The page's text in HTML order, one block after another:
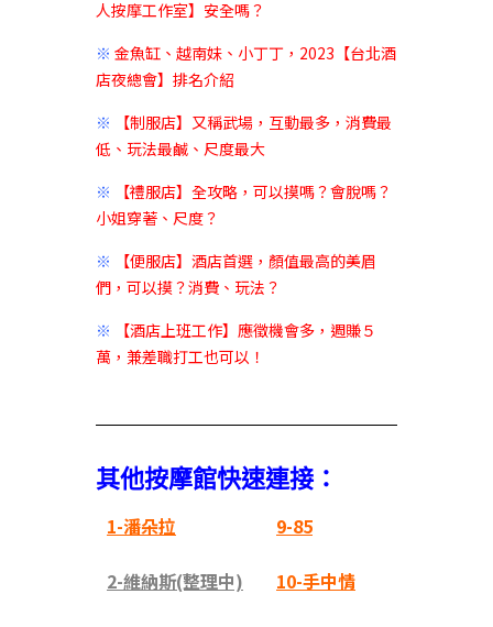
人按摩工作室】安全嗎？
※ 金魚缸、越南妹、小丁丁，2023【台北酒
店夜總會】排名介紹
※ 【制服店】又稱武場，互動最多，消費最
低、玩法最鹹、尺度最大
※ 【禮服店】全攻略，可以摸嗎？會脫嗎？
小姐穿著、尺度？
※
【便服店】酒店首選，顏值最高的美眉
們，可以摸？消費、玩法？
※ 【酒店上班工作】應徵機會多，週賺５
萬，兼差職打工也可以！
其他按摩館快速連接：
1-潘朵拉 9-85
2-維納斯(整理中) 10-手中情